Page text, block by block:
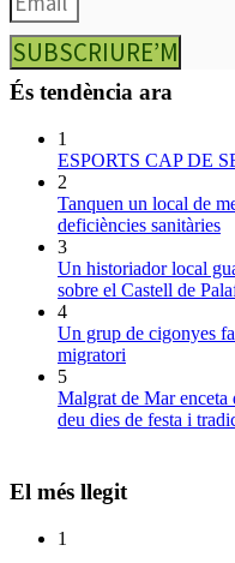
SUBSCRIURE’M
És tendència ara
1
ESPORTS CAP DE
2
Tanquen un local de
deficiències sanitàries
3
Un historiador local
sobre el Castell de
4
Un grup de cigonyes
migratori
5
Malgrat de Mar enceta
deu dies de festa i
El més llegit
1